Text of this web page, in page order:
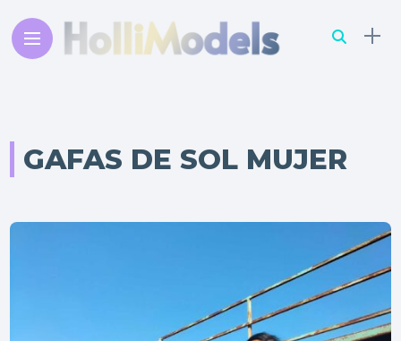
GAFAS DE SOL MUJER